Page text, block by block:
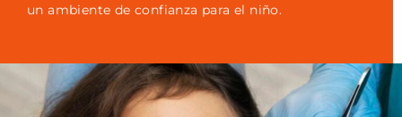
un ambiente de confianza para el niño.